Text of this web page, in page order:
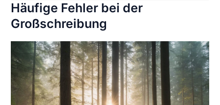
Häufige Fehler bei der
Großschreibung